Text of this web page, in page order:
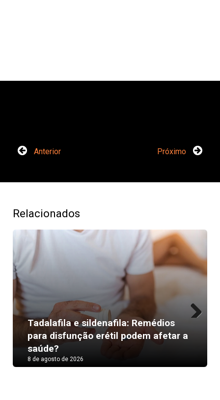
Anterior Próximo
Relacionados
Tadalafila e sildenafila: Remédios
para disfunção erétil podem afetar a
saúde?
8 de agosto de 2026
Next